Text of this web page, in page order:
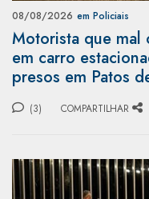
08/08/2026 em Policiais
Motorista que mal
em carro
presos em Patos
(3) COMPARTILHAR